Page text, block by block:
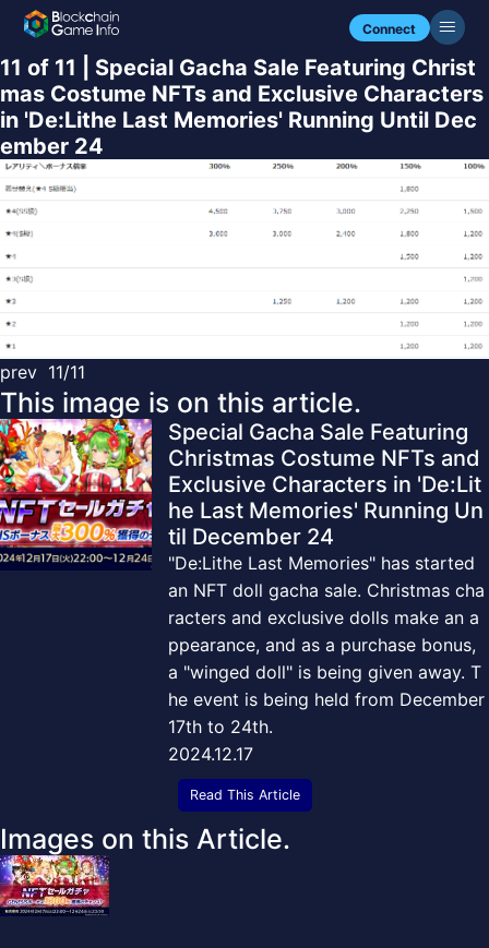
Connect
11 of 11 | Special Gacha Sale Featuring Christ
mas Costume NFTs and Exclusive Characters
in 'De:Lithe Last Memories' Running Until Dec
ember 24
prev 11/11
This image is on this article.
Special Gacha Sale Featuring
Christmas Costume NFTs and
Exclusive Characters in 'De:Lit
he Last Memories' Running Un
til December 24
"De:Lithe Last Memories" has started
an NFT doll gacha sale. Christmas cha
racters and exclusive dolls make an a
ppearance, and as a purchase bonus,
a "winged doll" is being given away. T
he event is being held from December
17th to 24th.
2024.12.17
Read This Article
Images on this Article.